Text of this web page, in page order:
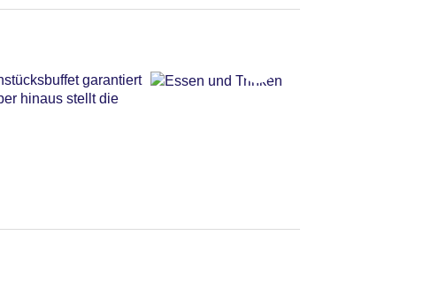
garantiert
hinaus stellt die